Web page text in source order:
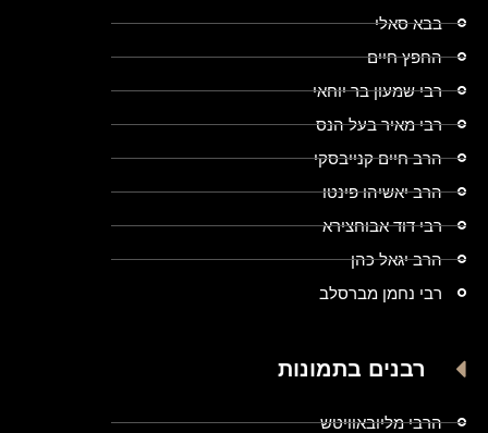
בבא סאלי
החפץ חיים
רבי שמעון בר יוחאי
רבי מאיר בעל הנס
הרב חיים קנייבסקי
הרב יאשיהו פינטו
רבי דוד אבוחצירא
הרב יגאל כהן
רבי נחמן מברסלב
רבנים בתמונות
הרבי מליובאוויטש